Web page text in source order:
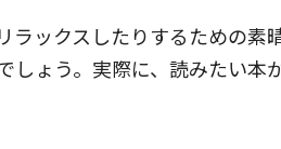
ックスしたりするための
ょう。実際に、読みたい